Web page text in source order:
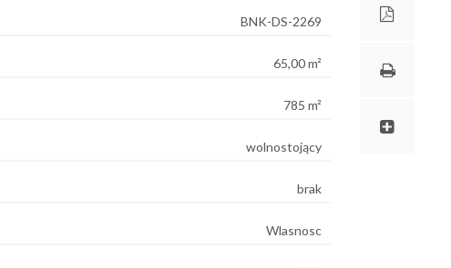
BNK-DS-2269
65,00 m²
785 m²
wolnostojący
brak
Wlasnosc